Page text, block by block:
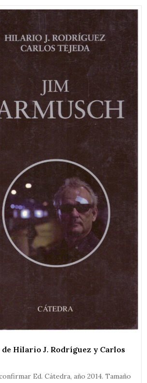
de Hilario J. Rodríguez y Carlos
Ed. Cátedra, año 2014. Tamaño